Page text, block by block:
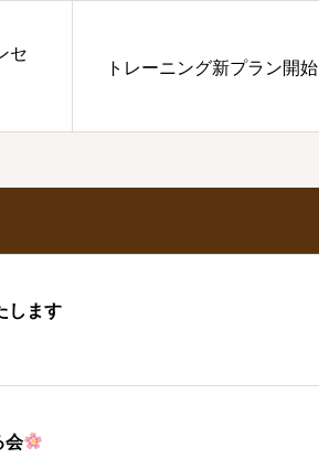
セ
トレーニング新プラン開始
します
会